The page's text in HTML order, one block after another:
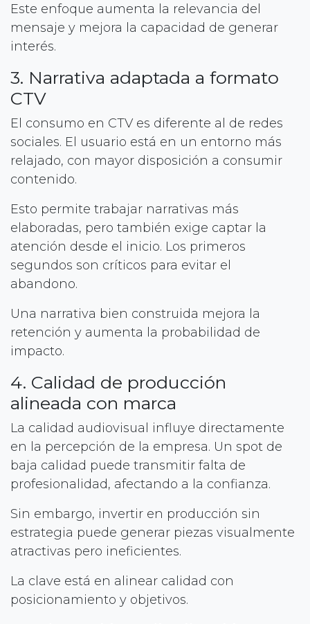
Este enfoque aumenta la relevancia del
mensaje y mejora la capacidad de generar
interés.
3. Narrativa adaptada a formato
CTV
El consumo en CTV es diferente al de redes
sociales. El usuario está en un entorno más
relajado, con mayor disposición a consumir
contenido.
Esto permite trabajar narrativas más
elaboradas, pero también exige captar la
atención desde el inicio. Los primeros
segundos son críticos para evitar el
abandono.
Una narrativa bien construida mejora la
retención y aumenta la probabilidad de
impacto.
4. Calidad de producción
alineada con marca
La calidad audiovisual influye directamente
en la percepción de la empresa. Un spot de
baja calidad puede transmitir falta de
profesionalidad, afectando a la confianza.
Sin embargo, invertir en producción sin
estrategia puede generar piezas visualmente
atractivas pero ineficientes.
La clave está en alinear calidad con
posicionamiento y objetivos.